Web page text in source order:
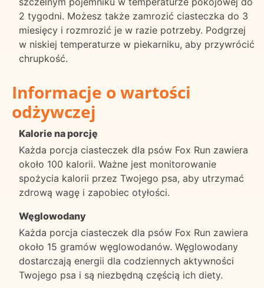
2 tygodni. Możesz także zamrozić ciasteczka do 3
miesięcy i rozmrozić je w razie potrzeby. Podgrzej
w niskiej temperaturze w piekarniku, aby przywrócić
chrupkość.
Informacje o wartości
odżywczej
Kalorie na porcję
Każda porcja ciasteczek dla psów Fox Run zawiera
około 100 kalorii. Ważne jest monitorowanie
spożycia kalorii przez Twojego psa, aby utrzymać
zdrową wagę i zapobiec otyłości.
Węglowodany
Każda porcja ciasteczek dla psów Fox Run zawiera
około 15 gramów węglowodanów. Węglowodany
dostarczają energii dla codziennych aktywności
Twojego psa i są niezbędną częścią ich diety.